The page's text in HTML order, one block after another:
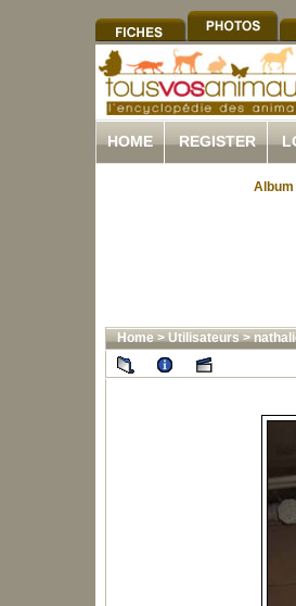
HOME REGISTER
Home>Utilisateurs>